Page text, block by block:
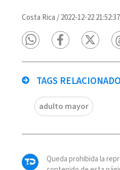
Costa Rica /2022-12-22 21:52:37
TAGS
adulto mayor
Queda prohibida la